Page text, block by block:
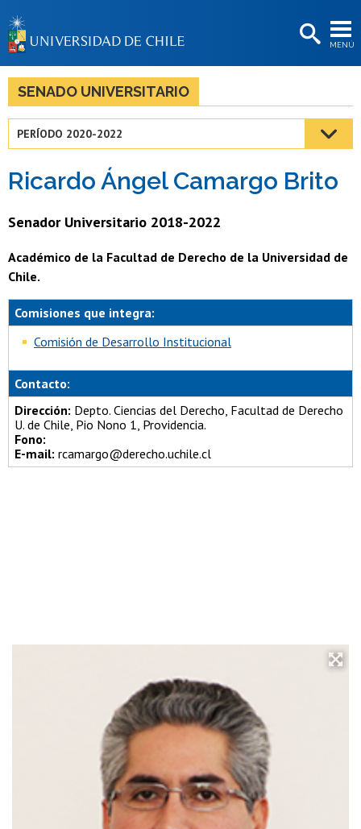
MENÚ
BIBLIOTECAS
LA UNIVERSIDAD
Estudiantes
Académicas/os
Funcionarias/os
SENADO UNIVERSITARIO
PERÍODO 2020-2022
Ricardo Ángel Camargo Brito
Senador Universitario 2018-2022
Académico de la Facultad de Derecho de la Universidad de
Chile.
Comisiones que integra:
Comisión de Desarrollo Institucional
Contacto:
Dirección: Depto. Ciencias del Derecho, Facultad de Derecho
U. de Chile, Pio Nono 1, Providencia.
Fono:
E-mail: rcamargo@derecho.uchile.cl